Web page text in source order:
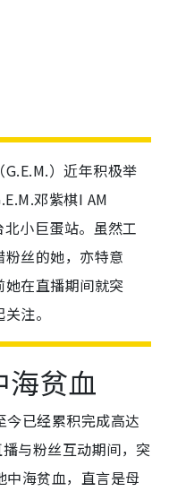
）近年积极举
邓紫棋I AM
小巨蛋站。虽然工
丝的她，亦特意
在直播期间就突
注。
海贫血
已经累积完成高达
与粉丝互动期间，突
海贫血，直言是母